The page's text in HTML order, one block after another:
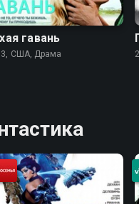
гавань
США, Драма